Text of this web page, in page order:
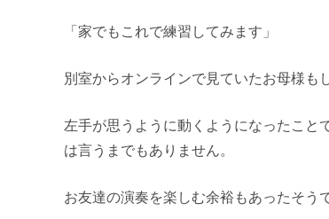
「家でもこれで練習してみます」
別室からオンラインで見ていたお母様も
左手が思うように動くようになったこと
は言うまでもありません。
お友達の演奏を楽しむ余裕もあったそう